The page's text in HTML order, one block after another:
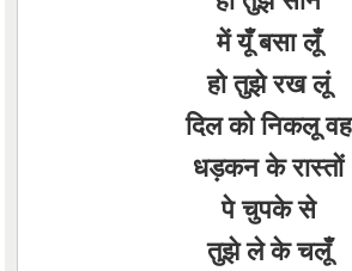
में यूँ बसा लूँ
हो तुझे रख लूं
दिल को निकलू वह
धड़कन के रास्तों
पे चुपके से
तुझे ले के चलूँ